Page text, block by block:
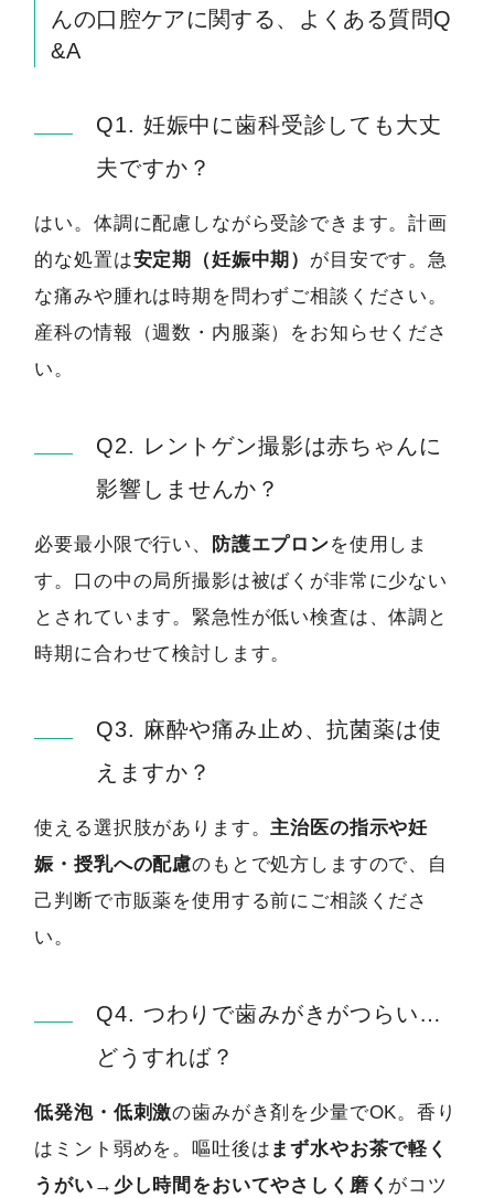
んの口腔ケアに関する、よくある質問Q
&A
Q1. 妊娠中に歯科受診しても大丈
夫ですか？
はい。体調に配慮しながら受診できます。計画
的な処置は安定期（妊娠中期） が目安です。急
な痛みや腫れは時期を問わずご相談ください。
産科の情報（週数・内服薬）をお知らせくださ
い。
Q2. レントゲン撮影は赤ちゃんに
影響しませんか？
必要最小限で行い、 防護エプロンを使用しま
す。口の中の局所撮影は被ばくが非常に少ない
とされています。緊急性が低い検査は、体調と
時期に合わせて検討します。
Q3. 麻酔や痛み止め、抗菌薬は使
えますか？
使える選択肢があります。主治医の指示や妊
娠・授乳への配慮のもとで処方しますので、自
己判断で市販薬を使用する前にご相談くださ
い。
Q4. つわりで歯みがきがつらい…
どうすれば？
低発泡・低刺激の歯みがき剤を少量でOK。香り
はミント弱めを。嘔吐後は まず水やお茶で軽く
うがい→少し時間をおいてやさしく磨く がコツ